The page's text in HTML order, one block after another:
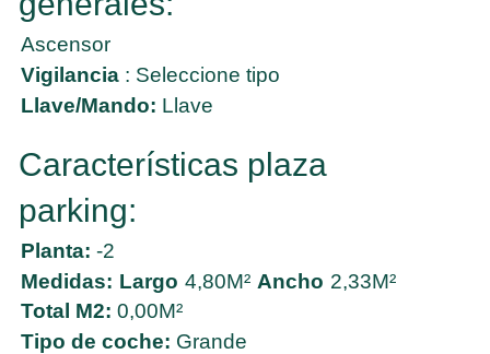
Ascensor
Vigilancia : Seleccione tipo
Llave/Mando: Llave
Características plaza
parking:
Planta: -2
Medidas: Largo 4,80M² Ancho 2,33M²
Total M2: 0,00M²
Tipo de coche: Grande